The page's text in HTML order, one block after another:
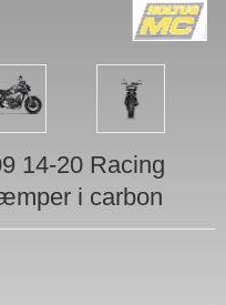
14-20 Racing
i carbon